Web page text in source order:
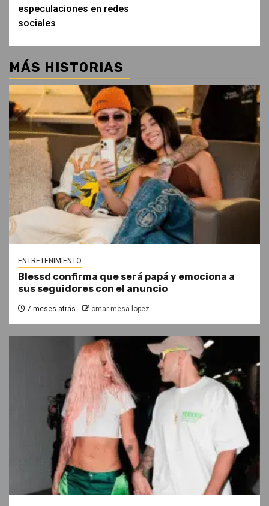
especulaciones en redes
sociales
MÁS HISTORIAS
ENTRETENIMIENTO
Blessd confirma que será papá y emociona a
sus seguidores con el anuncio
7 meses atrás omar mesa lopez